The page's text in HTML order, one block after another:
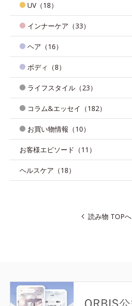
UV（18）
インナーケア（33）
ヘア（16）
ボディ（8）
ライフスタイル（23）
コラム&エッセイ（182）
お買い物情報（10）
お客様エピソード（11）
ヘルスケア（18）
読み物 TOPへ